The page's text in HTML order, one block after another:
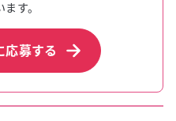
す。
応募する